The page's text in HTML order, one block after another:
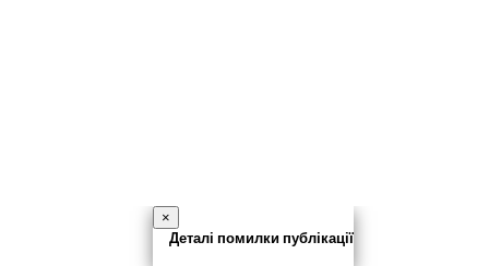
×
Деталі помилки публікації